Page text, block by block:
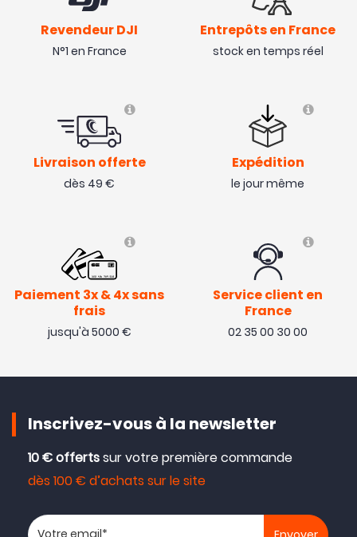
Revendeur DJI
N°1 en France
Entrepôts en France
stock en temps réel
Livraison offerte
dès 49 €
Expédition
le jour même
Paiement 3x & 4x sans
frais
jusqu'à 5000 €
Service client en
France
02 35 00 30 00
Inscrivez-vous à la newsletter
10 € offertssur votre première commande
dès 100 € d’achats sur le site
Votre adresse email